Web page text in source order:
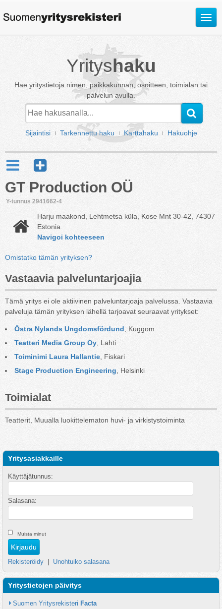
Avaa
Yrityshaku
Hae yritystietoja nimen, paikkakunnan, osoitteen, toimialan tai
palvelun avulla.
Sijaintisi Tarkennettu haku Karttahaku Hakuohje
GT Production OÜ
Y-tunnus 2941662-4
Harju maakond, Lehtmetsa küla, Kose Mnt 30-42, 74307
Estonia
Navigoi kohteeseen
Omistatko tämän yrityksen?
Vastaavia palveluntarjoajia
Tämä yritys ei ole aktiivinen palveluntarjoaja palvelussa. Vastaavia
palveluja tämän yrityksen lähellä tarjoavat seuraavat yritykset:
Östra Nylands Ungdomsfördund , Kuggom
Teatteri Media Group Oy , Lahti
Toiminimi Laura Hallantie , Fiskari
Stage Production Engineering , Helsinki
Toimialat
Teatterit, Muualla luokittelematon huvi- ja virkistystoiminta
Yritysasiakkaille
Käyttäjätunnus:
Salasana:
Muista minut
Rekisteröidy Unohtuiko salasana
Yritystietojen päivitys
Suomen Yritysrekisteri Facta